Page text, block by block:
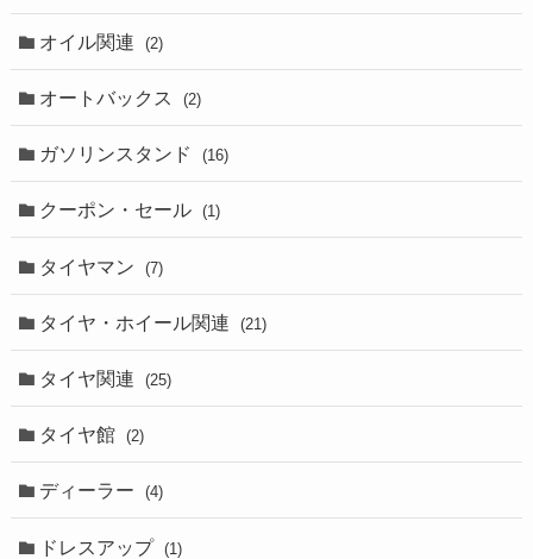
オイル関連 (2)
オートバックス (2)
ガソリンスタンド (16)
クーポン・セール (1)
タイヤマン (7)
タイヤ・ホイール関連 (21)
タイヤ関連 (25)
タイヤ館 (2)
ディーラー (4)
ドレスアップ (1)